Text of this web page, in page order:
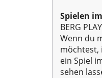
Spielen
BERG
Wenn du
möchtest,
ein Spiel
sehen